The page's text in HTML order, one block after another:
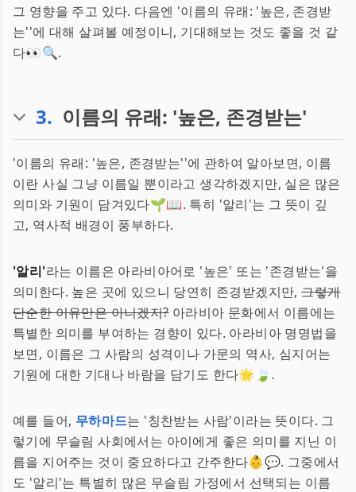
그 영향을 주고 있다. 다음엔 '이름의 유래: '높은, 존경받
는''에 대해 살펴볼 예정이니, 기대해보는 것도 좋을 것 같
다👀🔍.
3. 이름의 유래: '높은, 존경받는'
'이름의 유래: '높은, 존경받는''에 관하여 알아보면, 이름
이란 사실 그냥 이름일 뿐이라고 생각하겠지만, 실은 많은
의미와 기원이 담겨있다🌱📖. 특히 '알리'는 그 뜻이 깊
고, 역사적 배경이 풍부하다.
'알리'라는 이름은 아라비아어로 '높은' 또는 '존경받는'을
의미한다. 높은 곳에 있으니 당연히 존경받겠지만,그렇게
단순한 이유만은 아니겠지?아라비아 문화에서 이름에는
특별한 의미를 부여하는 경향이 있다. 아라비아 명명법을
보면, 이름은 그 사람의 성격이나 가문의 역사, 심지어는
기원에 대한 기대나 바람을 담기도 한다🌟🍃.
예를 들어, 무하마드는 '칭찬받는 사람'이라는 뜻이다. 그
렇기에 무슬림 사회에서는 아이에게 좋은 의미를 지닌 이
름을 지어주는 것이 중요하다고 간주한다👶💬. 그중에서
도 '알리'는 특별히 많은 무슬림 가정에서 선택되는 이름